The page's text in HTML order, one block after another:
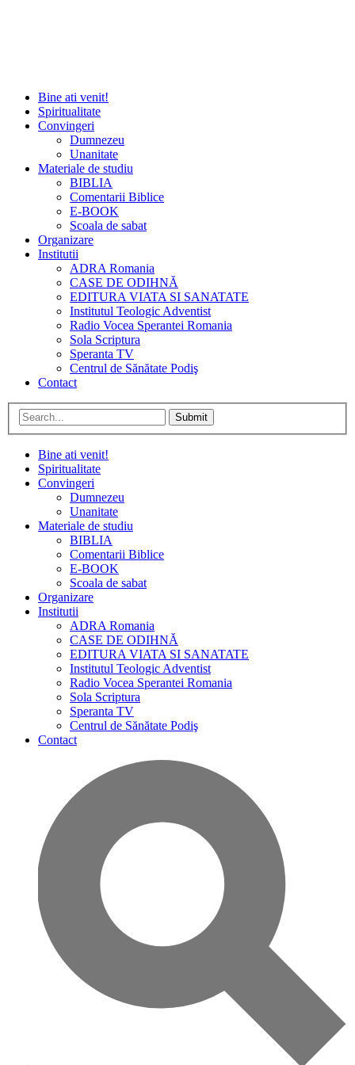
Bine ati venit!
Spiritualitate
Convingeri
Dumnezeu
Unanitate
Materiale de studiu
BIBLIA
Comentarii Biblice
E-BOOK
Scoala de sabat
Organizare
Institutii
ADRA Romania
CASE DE ODIHNĂ
EDITURA VIATA SI SANATATE
Institutul Teologic Adventist
Radio Vocea Sperantei Romania
Sola Scriptura
Speranta TV
Centrul de Sănătate Podiş
Contact
Submit
Bine ati venit!
Spiritualitate
Convingeri
Dumnezeu
Unanitate
Materiale de studiu
BIBLIA
Comentarii Biblice
E-BOOK
Scoala de sabat
Organizare
Institutii
ADRA Romania
CASE DE ODIHNĂ
EDITURA VIATA SI SANATATE
Institutul Teologic Adventist
Radio Vocea Sperantei Romania
Sola Scriptura
Speranta TV
Centrul de Sănătate Podiş
Contact